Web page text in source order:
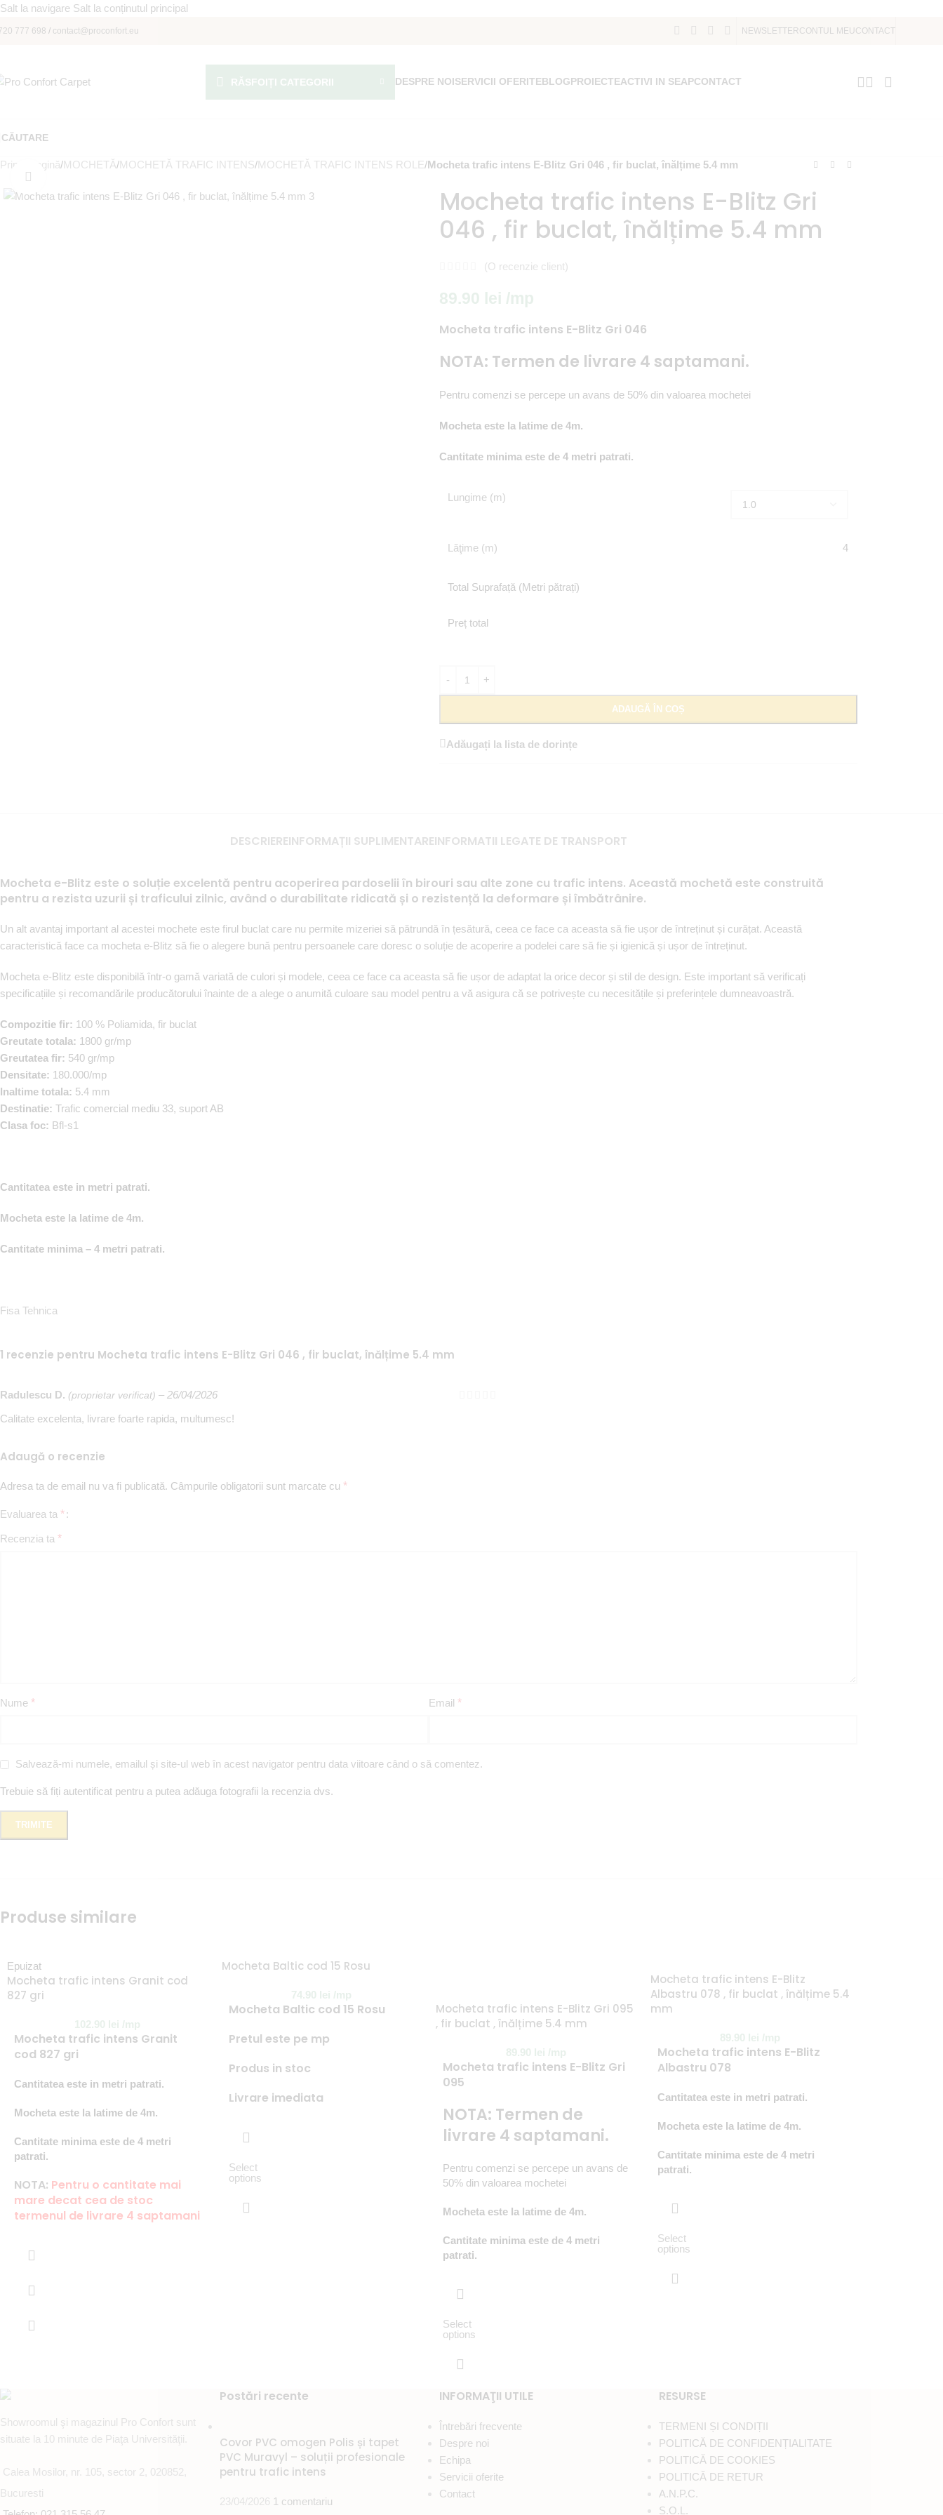
Salt la navigare Salt la conținutul principal
777 698 / contact@proconfort.eu NEWSLETTERCONTUL MEUCONTACT
RĂSFOIȚI CATEGORII DESPRE NOISERVICII OFERITEBLOGPROIECTEACTIVI IN SEAPCONTACT
CĂUTARE
Prima pagină/MOCHETĂ/MOCHETĂ TRAFIC INTENS/MOCHETĂ TRAFIC INTENS ROLE/Mocheta trafic intens E-Blitz Gri 046 , fir buclat, înălțime 5.4 mm
Mocheta trafic intens E-Blitz Gri
046 , fir buclat, înălțime 5.4 mm
(O recenzie client)
89.90 lei /mp
Mocheta trafic intens E-Blitz Gri 046
NOTA: Termen de livrare 4 saptamani.
Pentru comenzi se percepe un avans de 50% din valoarea mochetei
Mocheta este la latime de 4m.
Cantitate minima este de 4 metri patrati.
Lungime (m)
Lăţime (m) 4
Total Suprafață (Metri pătrați)
Preț total
ADAUGĂ ÎN COȘ
Adăugați la lista de dorințe
DESCRIEREINFORMAȚII SUPLIMENTAREINFORMATII LEGATE DE TRANSPORT
Mocheta e-Blitz este o soluție excelentă pentru acoperirea pardoselii în birouri sau alte zone cu trafic intens. Această mochetă este construită
pentru a rezista uzurii și traficului zilnic, având o durabilitate ridicată și o rezistență la deformare și îmbătrânire.
Un alt avantaj important al acestei mochete este firul buclat care nu permite mizeriei să pătrundă în țesătură, ceea ce face ca aceasta să fie ușor de întreținut și curățat. Această
caracteristică face ca mocheta e-Blitz să fie o alegere bună pentru persoanele care doresc o soluție de acoperire a podelei care să fie și igienică și ușor de întreținut.
Mocheta e-Blitz este disponibilă într-o gamă variată de culori și modele, ceea ce face ca aceasta să fie ușor de adaptat la orice decor și stil de design. Este important să verificați
specificațiile și recomandările producătorului înainte de a alege o anumită culoare sau model pentru a vă asigura că se potrivește cu necesitățile și preferințele dumneavoastră.
Compozitie fir: 100 % Poliamida, fir buclat
Greutate totala: 1800 gr/mp
Greutatea fir: 540 gr/mp
Densitate: 180.000/mp
Inaltime totala: 5.4 mm
Destinatie: Trafic comercial mediu 33, suport AB
Clasa foc: Bfl-s1
Cantitatea este in metri patrati.
Mocheta este la latime de 4m.
Cantitate minima – 4 metri patrati.
Fisa Tehnica
1 recenzie pentru Mocheta trafic intens E-Blitz Gri 046 , fir buclat, înălțime 5.4 mm
Radulescu D. (proprietar verificat) – 26/04/2026
Calitate excelenta, livrare foarte rapida, multumesc!
Adaugă o recenzie
Adresa ta de email nu va fi publicată. Câmpurile obligatorii sunt marcate cu *
Evaluarea ta *
Recenzia ta *
Nume * Email *
Salvează-mi numele, emailul și site-ul web în acest navigator pentru data viitoare când o să comentez.
Trebuie să fiți autentificat pentru a putea adăuga fotografii la recenzia dvs.
Produse similare
Epuizat
Mocheta trafic intens Granit cod
827 gri
Mocheta trafic intens Granit
cod 827 gri
Cantitatea este in metri patrati.
Mocheta este la latime de 4m.
Cantitate minima este de 4 metri
patrati.
NOTA: Pentru o cantitate mai
mare decat cea de stoc
termenul de livrare 4 saptamani
Mocheta Baltic cod 15 Rosu
74.90 lei /mp
Mocheta Baltic cod 15 Rosu
Pretul este pe mp
Produs in stoc
Livrare imediata
Select
options
Mocheta trafic intens E-Blitz Gri 095
, fir buclat , înălțime 5.4 mm
89.90 lei /mp
Mocheta trafic intens E-Blitz Gri
095
NOTA: Termen de
livrare 4 saptamani.
Pentru comenzi se percepe un avans de
50% din valoarea mochetei
Mocheta este la latime de 4m.
Cantitate minima este de 4 metri
patrati.
Select
options
Mocheta trafic intens E-Blitz
Albastru 078 , fir buclat , înălțime 5.4
mm
89.90 lei /mp
Mocheta trafic intens E-Blitz
Albastru 078
Cantitatea este in metri patrati.
Mocheta este la latime de 4m.
Cantitate minima este de 4 metri
patrati.
Select
options
Showroomul şi magazinul Pro Confort sunt
situate la 10 minute de Piaţa Universităţii.
Calea Mosilor, nr. 105, sector 2, 020852,
Bucuresti
Postări recente
Covor PVC omogen Polis și tapet
PVC Muravyl – soluții profesionale
pentru trafic intens
23/04/2026 1 comentariu
INFORMAŢII UTILE
Întrebări frecvente
Despre noi
Echipa
Servicii oferite
Contact
RESURSE
TERMENI ȘI CONDIȚII
POLITICĂ DE CONFIDENȚIALITATE
POLITICĂ DE COOKIES
POLITICĂ DE RETUR
A.N.P.C.
S.O.L.